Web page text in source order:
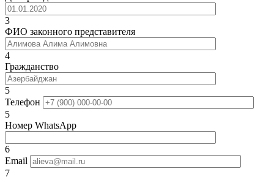
3
ФИО законного представителя
4
Гражданство
5
Телефон
5
Номер WhatsApp
6
Email
7